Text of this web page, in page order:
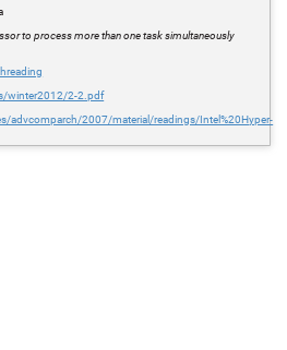
to process more than one task simultaneously
winter2012/2-2.pdf
advcomparch/2007/material/readings/Intel%20Hyper-